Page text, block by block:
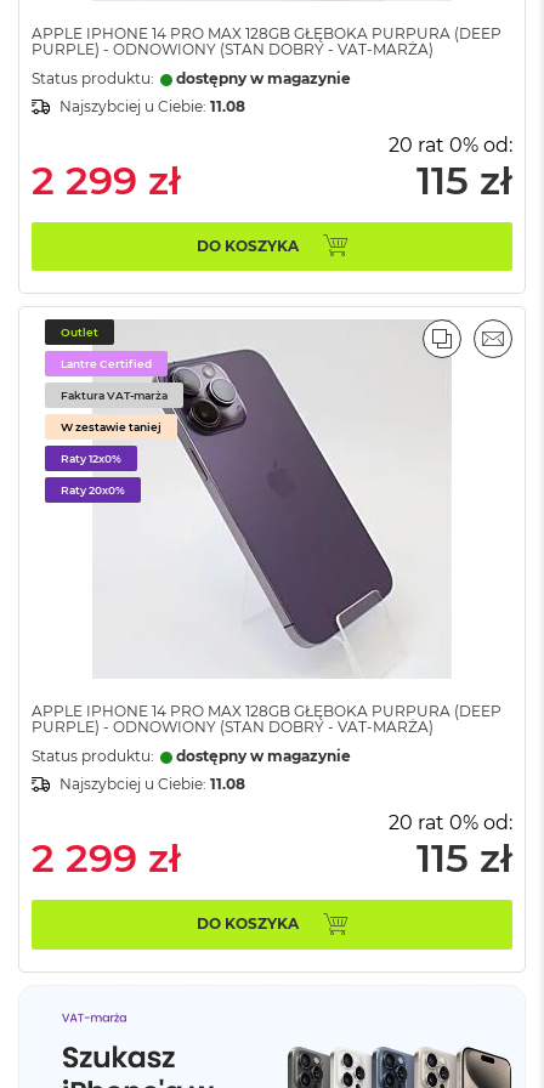
o
k
e
o
e
b
r
W
e
d
ł
u
g
p
o
j
e
s
k
u
M
B
o
N
e
2
6
APPLE IPHONE 14 PRO MAX 128GB GŁĘBOKA PURPURA (DEEP
PURPLE) - ODNOWIONY (STAN DOBRY - VAT-MARŻA)
Status produktu:
dostępny w magazynie
Najszybciej u Ciebie: 11.08
2 299 zł
20 rat 0% od:
115 zł
DO KOSZYKA
Outlet
Lantre Certified
Faktura VAT-marża
W zestawie taniej
Raty 12x0%
Raty 20x0%
APPLE IPHONE 14 PRO MAX 128GB GŁĘBOKA PURPURA (DEEP
PURPLE) - ODNOWIONY (STAN DOBRY - VAT-MARŻA)
Status produktu:
dostępny w magazynie
Najszybciej u Ciebie: 11.08
2 299 zł
20 rat 0% od:
115 zł
DO KOSZYKA